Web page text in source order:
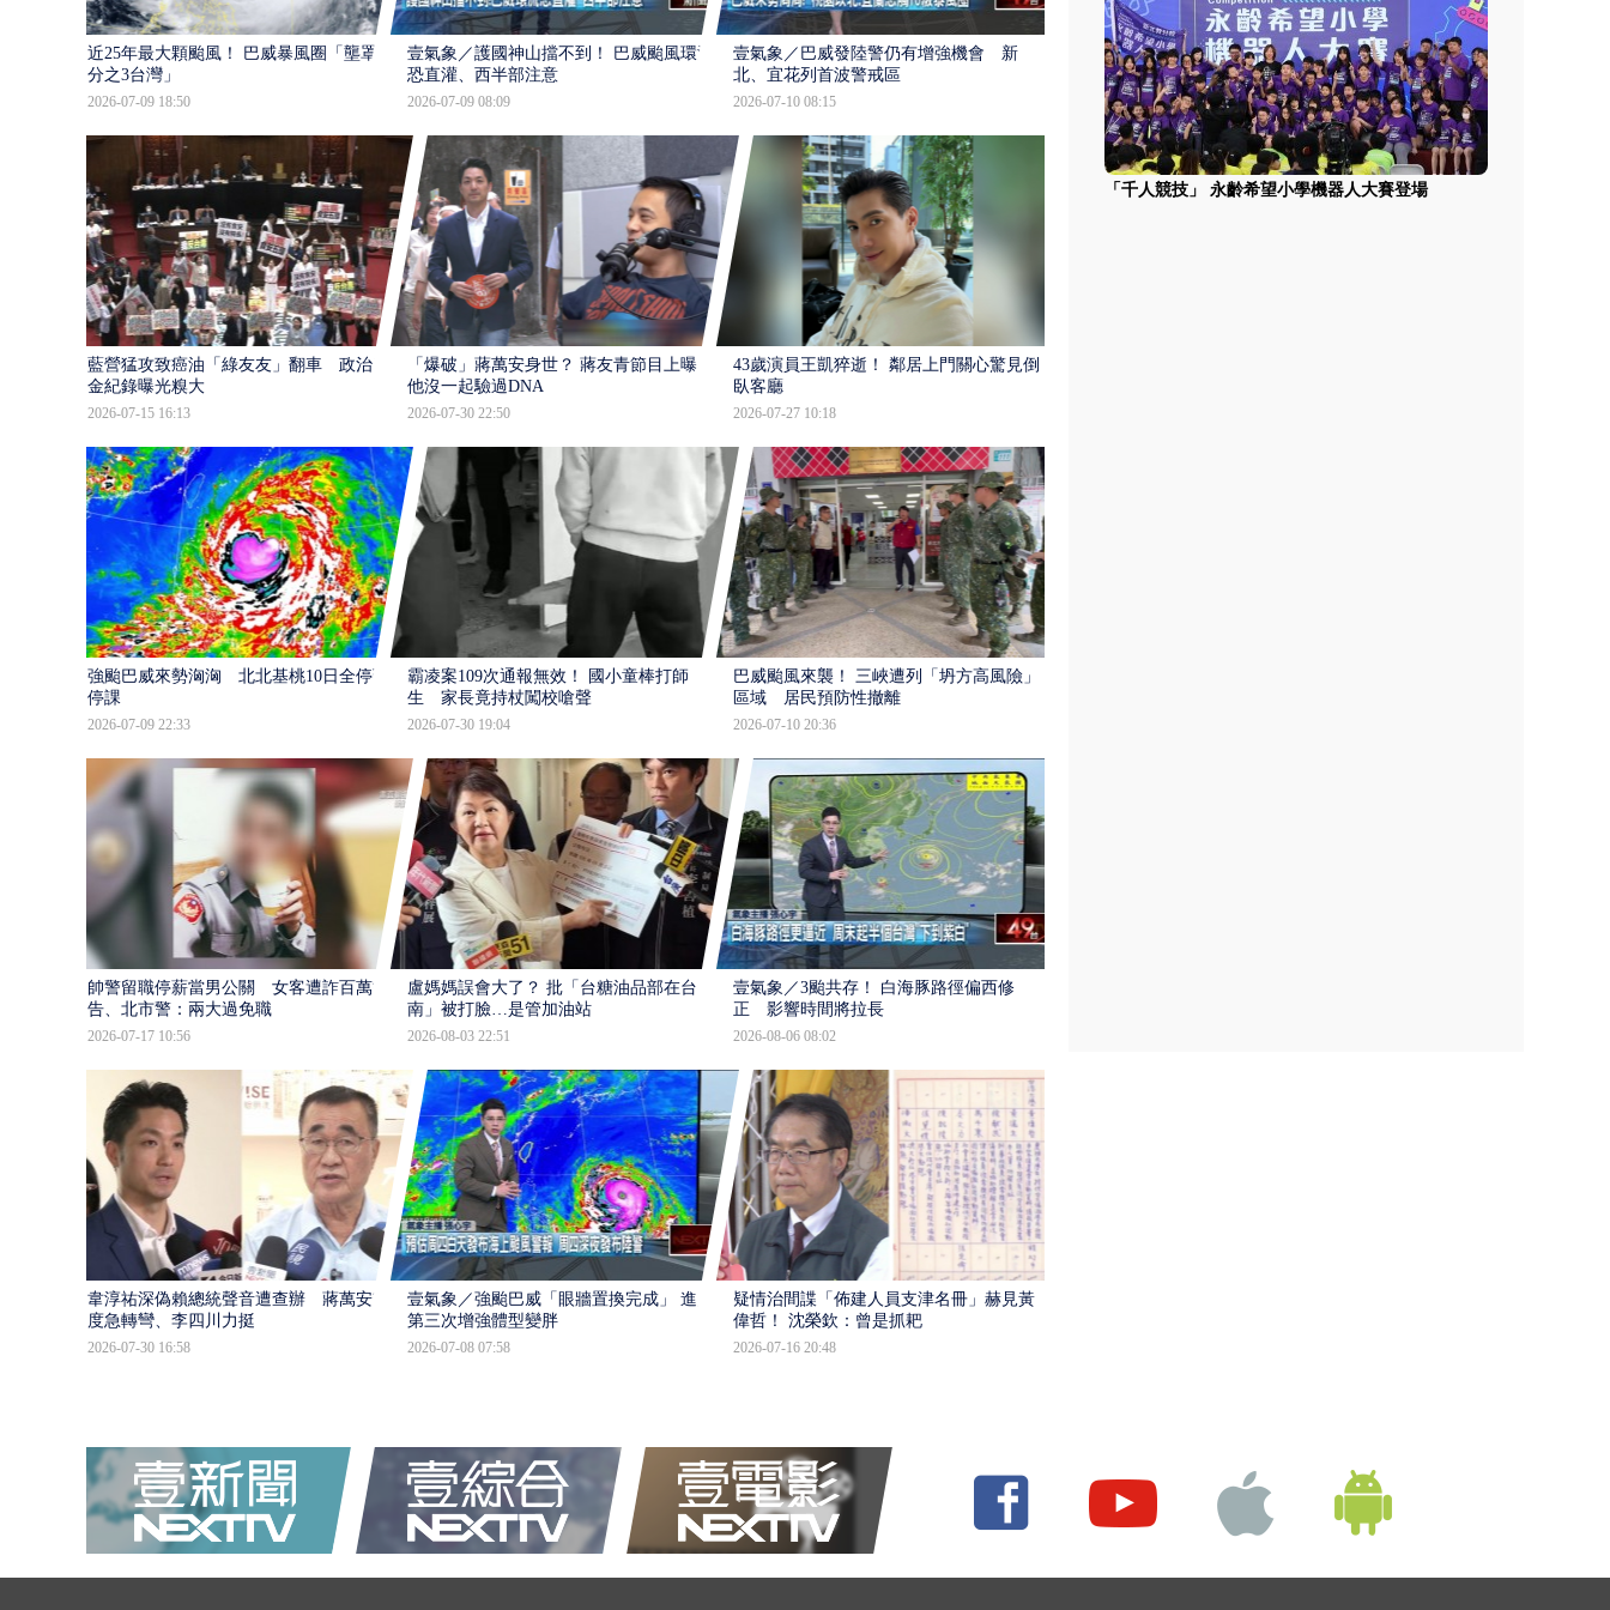
近25年最大顆颱風！ 巴威暴風圈「壟罩4
分之3台灣」
2026-07-09 18:50
壹氣象／護國神山擋不到！ 巴威颱風環流
恐直灌、西半部注意
2026-07-09 08:09
壹氣象／巴威發陸警仍有增強機會 新
北、宜花列首波警戒區
2026-07-10 08:15
藍營猛攻致癌油「綠友友」翻車 政治獻
金紀錄曝光糗大
2026-07-15 16:13
「爆破」蔣萬安身世？ 蔣友青節目上曝：
他沒一起驗過DNA
2026-07-30 22:50
43歲演員王凱猝逝！ 鄰居上門關心驚見倒
臥客廳
2026-07-27 10:18
強颱巴威來勢洶洶 北北基桃10日全停班
停課
2026-07-09 22:33
霸凌案109次通報無效！ 國小童棒打師
生 家長竟持杖闖校嗆聲
2026-07-30 19:04
巴威颱風來襲！ 三峽遭列「坍方高風險」
區域 居民預防性撤離
2026-07-10 20:36
帥警留職停薪當男公關 女客遭詐百萬提
告、北市警：兩大過免職
2026-07-17 10:56
盧媽媽誤會大了？ 批「台糖油品部在台
南」被打臉…是管加油站
2026-08-03 22:51
壹氣象／3颱共存！ 白海豚路徑偏西修
正 影響時間將拉長
2026-08-06 08:02
韋淳祐深偽賴總統聲音遭查辦 蔣萬安態
度急轉彎、李四川力挺
2026-07-30 16:58
壹氣象／強颱巴威「眼牆置換完成」 進入
第三次增強體型變胖
2026-07-08 07:58
疑情治間諜「佈建人員支津名冊」赫見黃
偉哲！ 沈榮欽：曾是抓耙
2026-07-16 20:48
「千人競技」 永齡希望小學機器人大賽登場